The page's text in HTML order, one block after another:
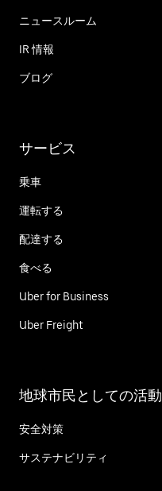
ニュースルーム
IR 情報
ブログ
サービス
乗車
運転する
配達する
食べる
Uber for Business
Uber Freight
地球市民としての活動
安全対策
サステナビリティ